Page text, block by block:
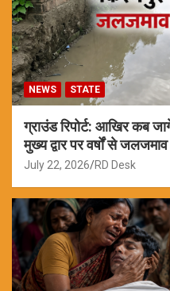
NEWS STATE
ग्राउंड रिपोर्ट: आखिर कब
मुख्य द्वार पर वर्षों से जलजमाव
July 22, 2026 RD Desk